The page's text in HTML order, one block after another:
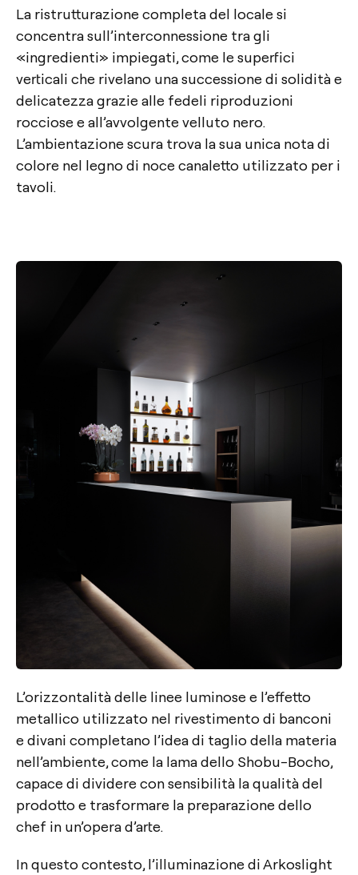
La ristrutturazione completa del locale si
concentra sull’interconnessione tra gli
«ingredienti» impiegati, come le superfici
verticali che rivelano una successione di solidità e
delicatezza grazie alle fedeli riproduzioni
rocciose e all’avvolgente velluto nero.
L’ambientazione scura trova la sua unica nota di
colore nel legno di noce canaletto utilizzato per i
tavoli.
L’orizzontalità delle linee luminose e l’effetto
metallico utilizzato nel rivestimento di banconi
e divani completano l’idea di taglio della materia
nell’ambiente, come la lama dello Shobu-Bocho,
capace di dividere con sensibilità la qualità del
prodotto e trasformare la preparazione dello
chef in un’opera d’arte.
In questo contesto, l’illuminazione di Arkoslight